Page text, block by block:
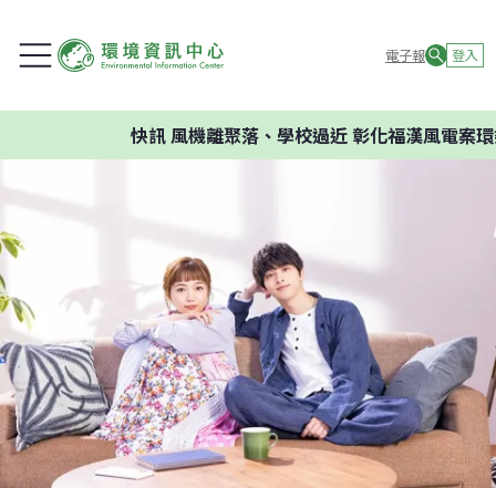
電子報 登入
快訊風機離聚落、學校過近 彰化福漢風電案環委